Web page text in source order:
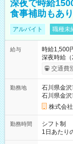
深夜で時給
食事補助もあ
アルバイト 職種未
給与
時給1,500
深夜時給（22時～
試用期間
試用期間
同時給）
交通費
勤務地
石川県金
石川県金
株式会
勤務時間
シフト制
1日あたり
週2日～・